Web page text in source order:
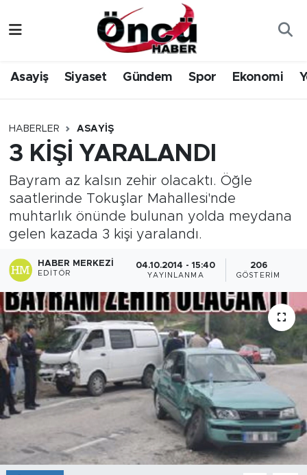
Asayiş Siyaset Gündem Spor Ekonomi
HABERLER ASAYIŞ
3 KİŞİ YARALANDI
Bayram az kalsın zehir olacaktı. Öğle
saatlerinde Tokuşlar Mahallesi'nde
muhtarlık önünde bulunan yolda meydana
gelen kazada 3 kişi yaralandı.
HABER MERKEZI
EDITÖR
04.10.2014 - 15:40
YAYINLANMA
206
GÖSTERIM
Gündem
Sağlık & Çevre
Spor
Siyaset
Yerel Haber
Öncü Radyo Dinle
Öncü TV İzle
Düzce Nöbetçi Eczaneler
Düzce Hava Durumu
Düzce Namaz Vakitleri
Düzce Trafik Yoğunluk Haritası
Süper Lig Puan Durumu ve Fikstür
Tüm Manşetler
Son Dakika Haberleri
Haber Arşivi